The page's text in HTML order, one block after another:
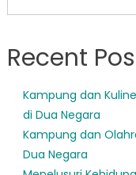
Recent
Kampung dan
di Dua Negara
Kampung dan
Dua Negara